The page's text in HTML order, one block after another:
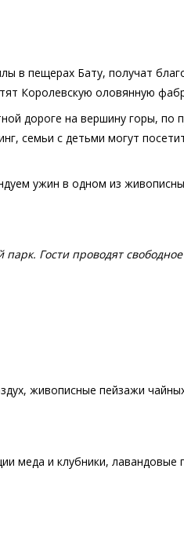
в пещерах Бату, получат
Королевскую оловянную
дороге на вершину горы, по
семьи с детьми могут
ужин в одном из
Гости проводят
живописные пейзажи
меда и клубники, лавандовые